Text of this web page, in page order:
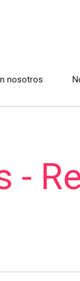
nosotros
-